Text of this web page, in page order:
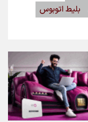
بلیط اتوبوس